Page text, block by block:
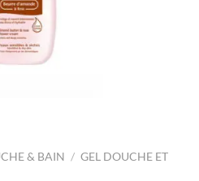
& BAIN / GEL DOUCHE ET